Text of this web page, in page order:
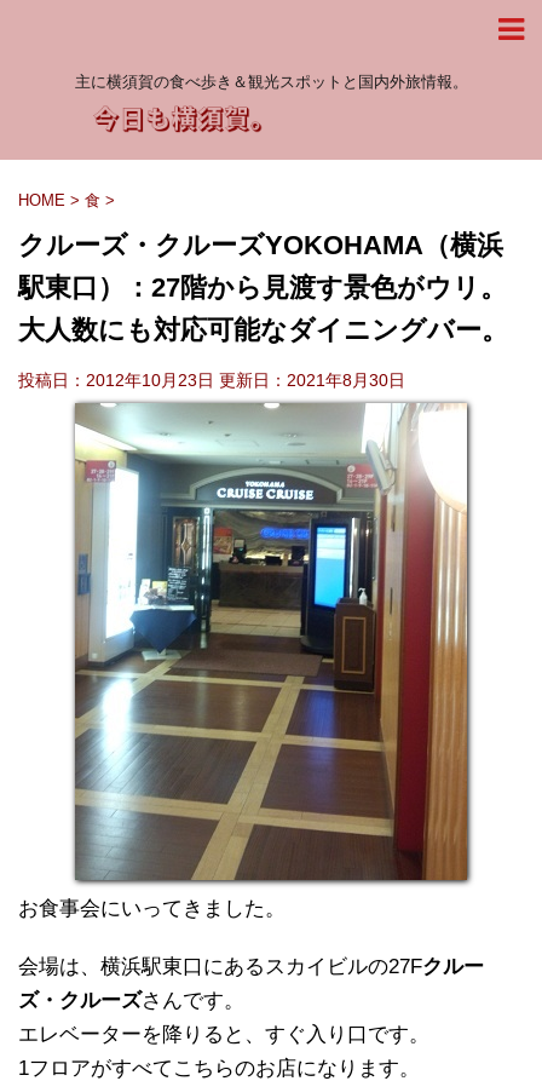
主に横須賀の食べ歩き＆観光スポットと国内外旅情報。
HOME > 食 >
クルーズ・クルーズYOKOHAMA（横浜
駅東口）：27階から見渡す景色がウリ。
大人数にも対応可能なダイニングバー。
投稿日：2012年10月23日 更新日： 2021年8月30日
お食事会にいってきました。
会場は、横浜駅東口にあるスカイビルの27Fクルー
ズ・クルーズさんです。
エレベーターを降りると、すぐ入り口です。
1フロアがすべてこちらのお店になります。